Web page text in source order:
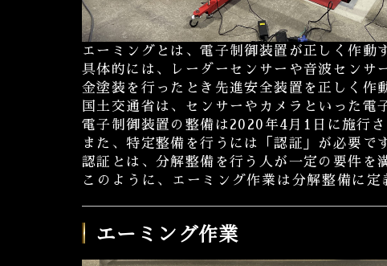
エーミングとは、電子制御装置が正しく作動
具体的には、レーダーセンサーや音波センサ
金塗装を行ったとき先進安全装置を正しく作
国土交通省は、センサーやカメラといった電
電子制御装置の整備は2020年4月1日に施行
また、特定整備を行うには「認証」が必要で
認証とは、分解整備を行う人が一定の要件を
このように、エーミング作業は分解整備に
エーミング作業